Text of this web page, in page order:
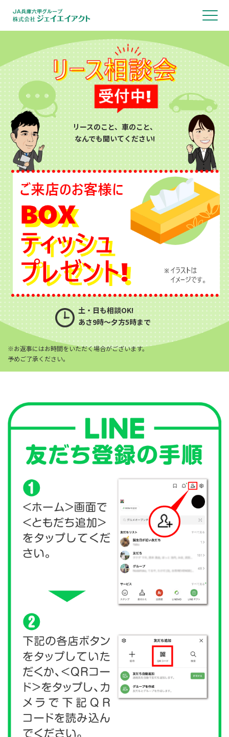
リースのこと、車のこと、
なんでも聞いてください!
土・日も相談OK!
あさ9時〜夕方5時まで
※お返事にはお時間をいただく場合がございます。
予めご了承ください。